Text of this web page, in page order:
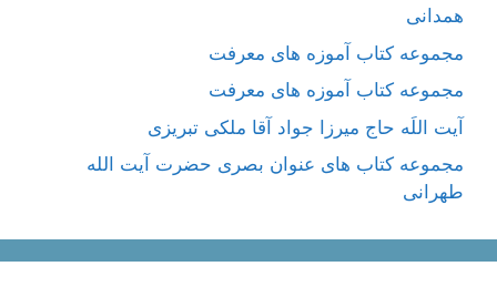
همدانی
مجموعه کتاب آموزه های معرفت
مجموعه کتاب آموزه های معرفت
آیت اللَه حاج میرزا جواد آقا ملکی تبریزی
مجموعه کتاب های عنوان بصری حضرت آیت الله
طهرانی